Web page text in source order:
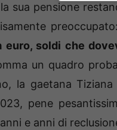
sua pensione
preoccupato:
soldi che
un quadro
la gaetana
pene
e anni di